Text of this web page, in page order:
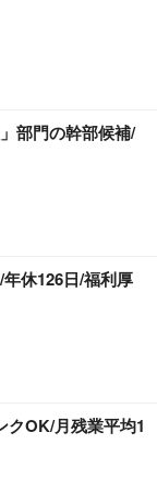
部門の幹部候補/
休126日/福利厚
クOK/月残業平均1